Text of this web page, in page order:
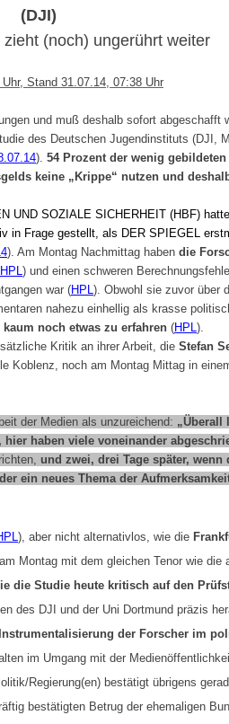
(DJI)
(noch) ungerührt weiter
Stand 31.07.14, 07:38 Uhr
und muß deshalb sofort abgeschafft
des Deutschen Jugendinstituts (DJI,
). 54 Prozent der wenig
keine „Krippe“ nutzen und
UND SOZIALE SICHERHEIT (HBF)
in Frage gestellt, als DER SPIEGEL
). Am Montag Nachmittag haben die
HPL ) und einen schweren
war (HPL ). Obwohl sie zuvor über
nahezu einhellig als krasse
kaum noch etwas zu erfahren (HPL ).
Kritik an ihrer Arbeit, die Stefan
Koblenz, noch am Montag Mittag in
der Medien als unzureichend: „Überall
haben viele voneinander
und zwei, drei Tage später, wenn
ein neues Thema der
), aber nicht alternativlos, wie die
Montag mit dem gleichen Tenor wie die
die Studie heute kritisch auf den
des DJI und der Uni Dortmund präzis
der Forscher im
im Umgang mit der
Regierung(en) bestätigt übrigens
bestätigten Betrug der ehemaligen